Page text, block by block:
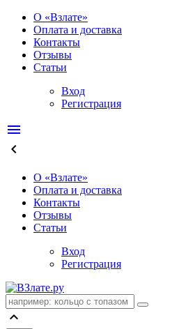
О «Взлате»
Оплата и доставка
Контакты
Отзывы
Статьи
Вход
Регистрация
menu
keyboard_arrow_left
О «Взлате»
Оплата и доставка
Контакты
Отзывы
Статьи
Вход
Регистрация
keyboard_arrow_up